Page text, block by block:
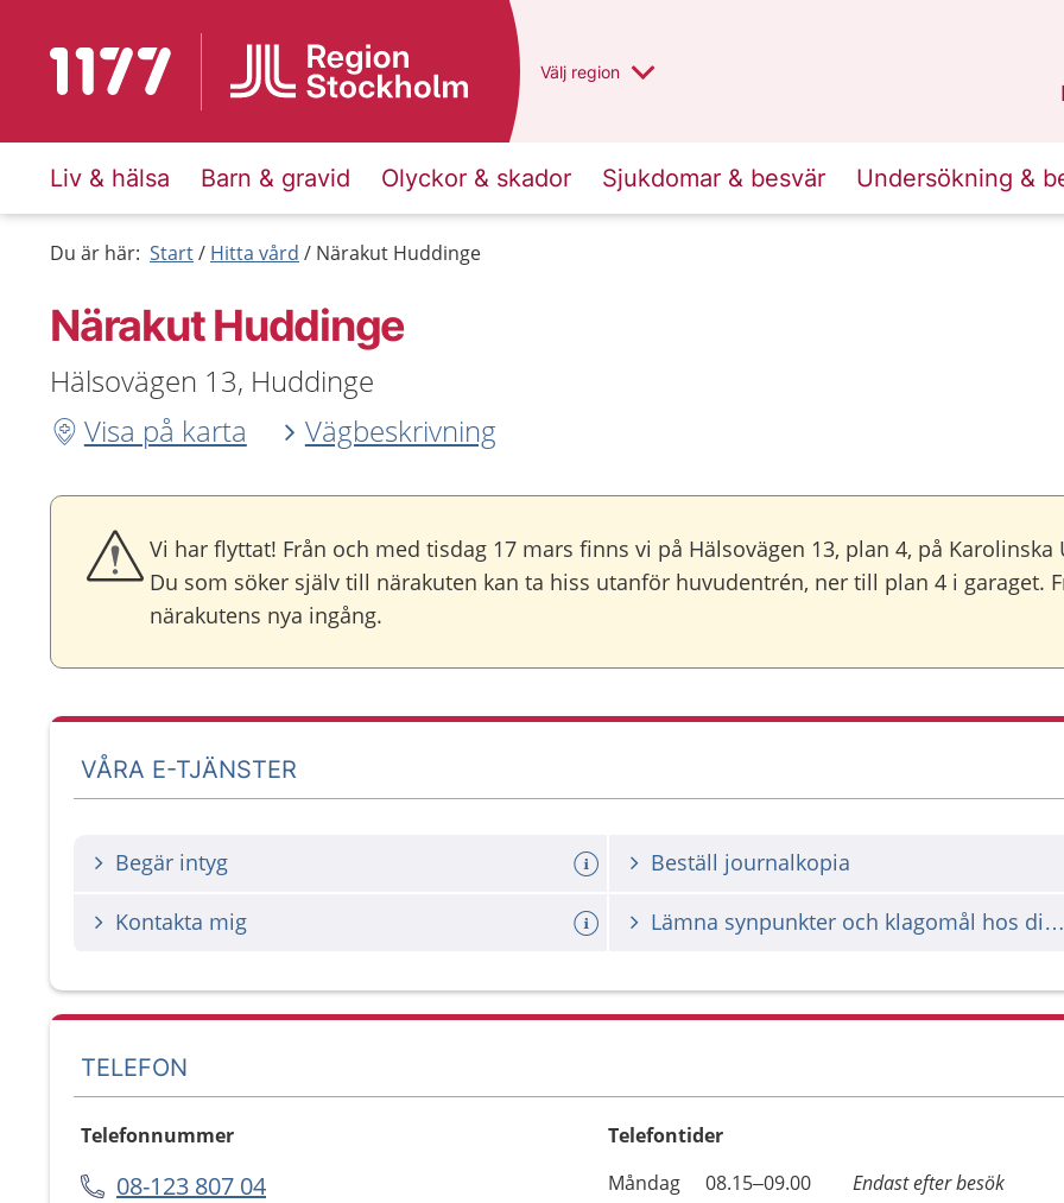
Till startsidan för 1177 Du har valt region
Välj en annan
region
Liv & hälsa Barn & gravid Olyckor & skador Sjukdomar & besvär Undersökning &
Du är här: Start Hitta vård Närakut Huddinge
Närakut Huddinge
Hälsovägen 13, Huddinge
Visa på karta
Vägbeskrivning
Vi har flyttat! Från och med tisdag 17 mars finns vi på Hälsovägen 13, plan 4, på
Du som söker själv till närakuten kan ta hiss utanför huvudentrén, ner till plan 4 i garaget.
närakutens nya ingång.
VÅRA E-TJÄNSTER
Begär intyg Beställ journalkopia
Kontakta mig Lämna synpunkter och klagomål hos din vårdgivare
TELEFON
Telefonnummer
08-123 807 04
Telefontider
Dag
Öppettider
Kommentarer
Måndag 08.15–09.00
Endast efter besök